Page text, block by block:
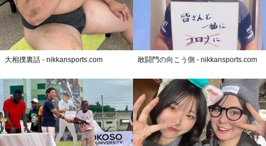
大相撲裏話 - nikkansports.com 敢闘門の向こう側 - nikkansports.com